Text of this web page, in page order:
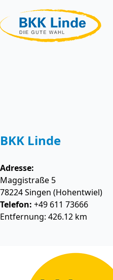
BKK Linde
Adresse:
Maggistraße 5
78224Singen (Hohentwiel)
Telefon: +49 611 73666
Entfernung: 426.12 km